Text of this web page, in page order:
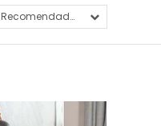
Recomendados